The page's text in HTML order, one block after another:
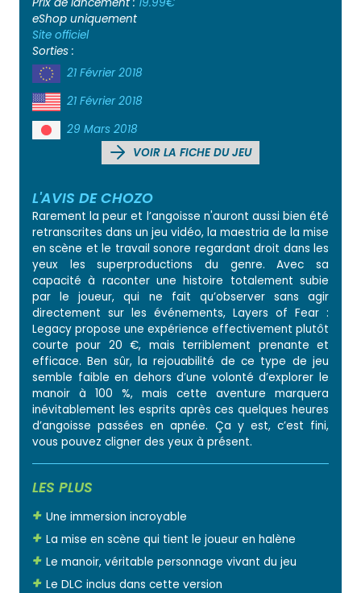
eShop uniquement
Site officiel
Sorties :
21 Février 2018
21 Février 2018
29 Mars 2018
VOIR LA FICHE DU JEU
L'AVIS DE CHOZO
Rarement la peur et l’angoisse n'auront aussi bien été
retranscrites dans un jeu vidéo, la maestria de la mise
en scène et le travail sonore regardant droit dans les
yeux les superproductions du genre. Avec sa
capacité à raconter une histoire totalement subie
par le joueur, qui ne fait qu’observer sans agir
directement sur les événements, Layers of Fear :
Legacy propose une expérience effectivement plutôt
courte pour 20 €, mais terriblement prenante et
efficace. Ben sûr, la rejouabilité de ce type de jeu
semble faible en dehors d’une volonté d’explorer le
manoir à 100 %, mais cette aventure marquera
inévitablement les esprits après ces quelques heures
d’angoisse passées en apnée. Ça y est, c’est fini,
vous pouvez cligner des yeux à présent.
LES PLUS
Une immersion incroyable
La mise en scène qui tient le joueur en halène
Le manoir, véritable personnage vivant du jeu
Le DLC inclus dans cette version